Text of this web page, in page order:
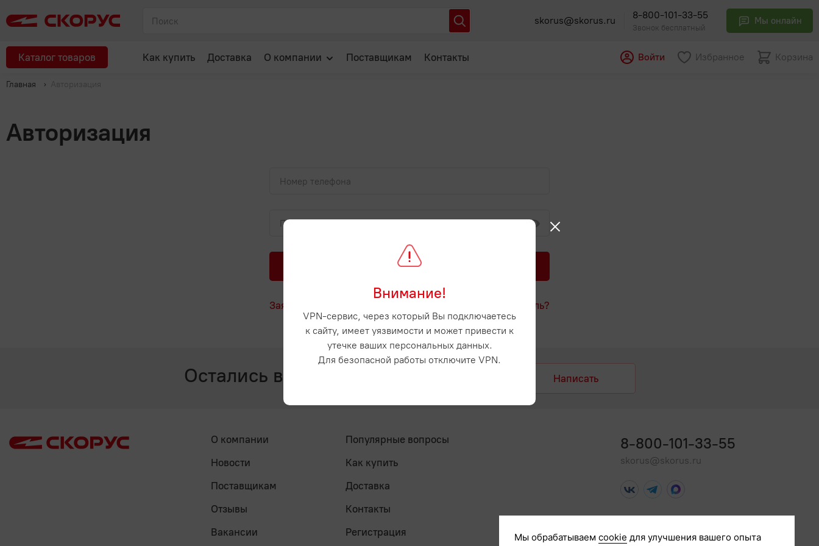
skorus@skorus.ru 8-800-101-33-55
Звонок бесплатный
Мы онлайн
Каталог товаров Как купить Доставка О компании Поставщикам Контакты Войти Избранное Корзина
Главная
Авторизация
Войти
Заявка на регистрацию Забыли пароль?
Остались вопросы? Напишите нам Написать
О компании
Новости
Поставщикам
Отзывы
Вакансии
Популярные вопросы
Как купить
Доставка
Контакты
Регистрация
8-800-101-33-55
skorus@skorus.ru
Внимание!
VPN-сервис, через который Вы подключаетесь
к сайту, имеет уязвимости и может привести к
утечке ваших персональных данных.
Для безопасной работы отключите VPN.